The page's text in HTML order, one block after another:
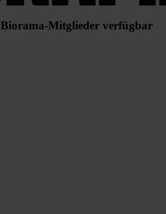
Mitglieder verfügbar